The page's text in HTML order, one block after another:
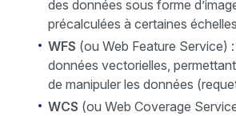
des données sous forme
précalculées à certaines échelles
WFS (ou Web Feature Service)
données vectorielles,
de manipuler les données
WCS (ou Web Coverage